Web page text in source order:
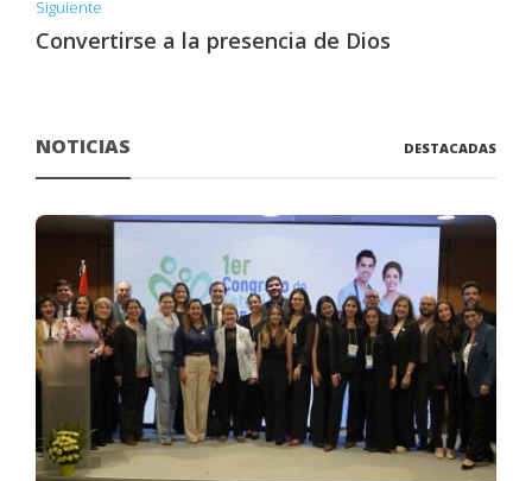
Siguiente
Convertirse a la presencia de Dios
NOTICIAS DESTACADAS